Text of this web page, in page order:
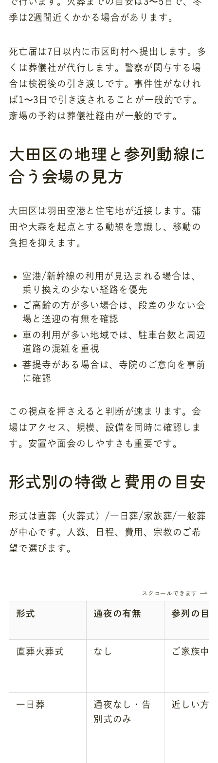
季は2週間近くかかる場合があります。
死亡届は7日以内に市区町村へ提出します。多
くは葬儀社が代行します。警察が関与する場
合は検視後の引き渡しです。事件性がなけれ
ば1〜3日で引き渡されることが一般的です。
斎場の予約は葬儀社経由が一般的です。
大田区の地理と参列動線に
合う会場の見方
大田区は羽田空港と住宅地が近接します。蒲
田や大森を起点とする動線を意識し、移動の
負担を抑えます。
空港/新幹線の利用が見込まれる場合は、
乗り換えの少ない経路を優先
ご高齢の方が多い場合は、段差の少ない会
場と送迎の有無を確認
車の利用が多い地域では、駐車台数と周辺
道路の混雑を重視
菩提寺がある場合は、寺院のご意向を事前
に確認
この視点を押さえると判断が速まります。会
場はアクセス、規模、設備を同時に確認しま
す。安置や面会のしやすさも重要です。
形式別の特徴と費用の目安
形式は直葬（火葬式）/一日葬/家族葬/一般葬
が中心です。人数、日程、費用、宗教のご希
望で選びます。
スクロールできます
形式 通夜の有無 参列の目
直葬火葬式 なし ご家族中
一日葬
通夜なし・告
別式のみ
近しい方